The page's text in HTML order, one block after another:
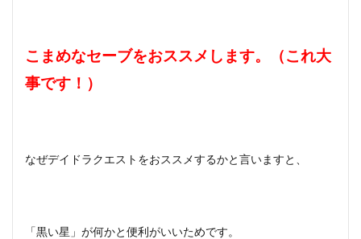
こまめなセーブをおススメします。（これ大
事です！）
なぜデイドラクエストをおススメするかと言いますと、
「黒い星」が何かと便利がいいためです。